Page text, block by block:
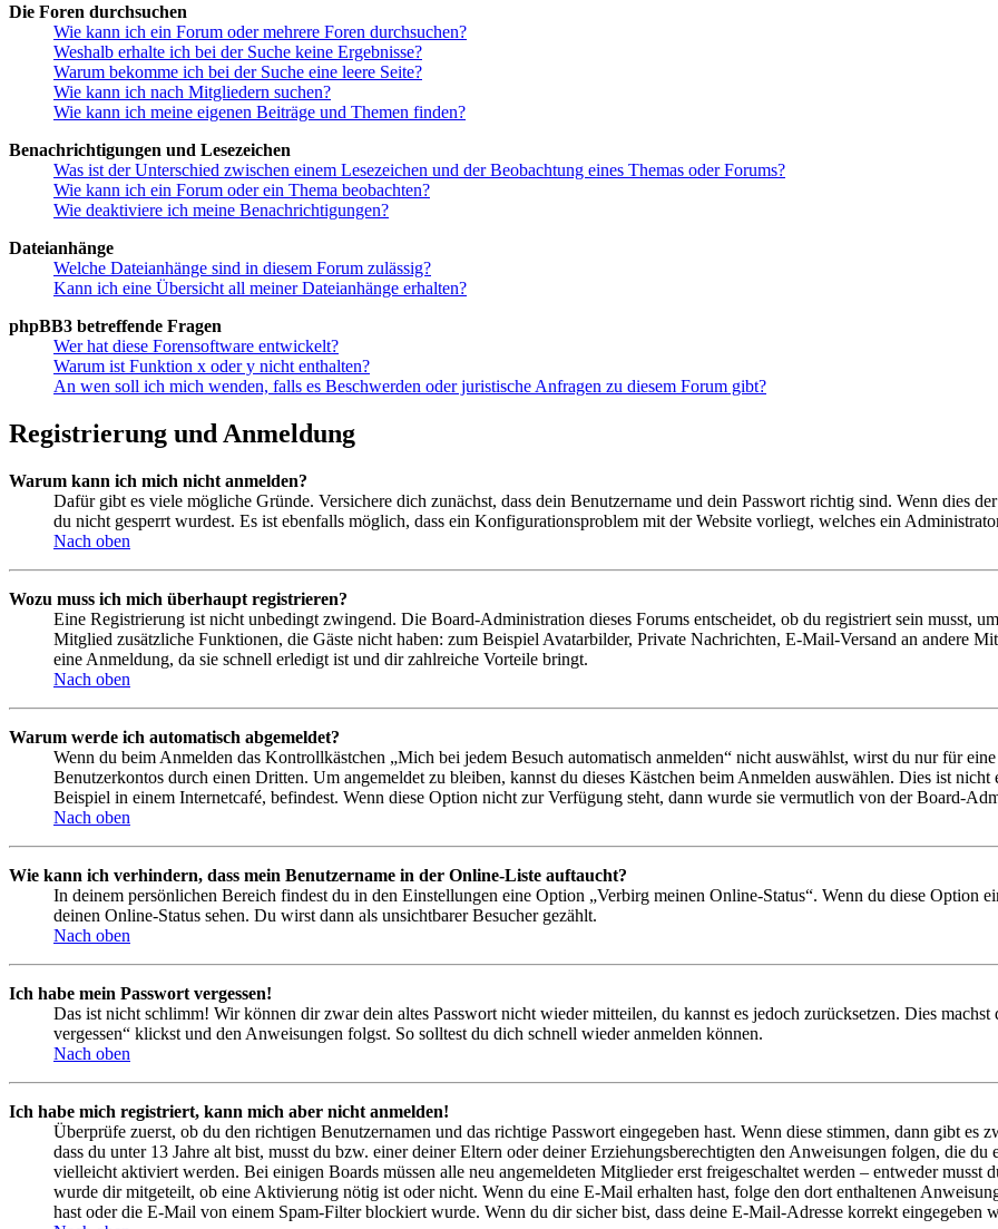
Die Foren durchsuchen
Wie kann ich ein Forum oder mehrere Foren durchsuchen?
Weshalb erhalte ich bei der Suche keine Ergebnisse?
Warum bekomme ich bei der Suche eine leere Seite?
Wie kann ich nach Mitgliedern suchen?
Wie kann ich meine eigenen Beiträge und Themen finden?
Benachrichtigungen und Lesezeichen
Was ist der Unterschied zwischen einem Lesezeichen und der Beobachtung eines Themas oder Forums?
Wie kann ich ein Forum oder ein Thema beobachten?
Wie deaktiviere ich meine Benachrichtigungen?
Dateianhänge
Welche Dateianhänge sind in diesem Forum zulässig?
Kann ich eine Übersicht all meiner Dateianhänge erhalten?
phpBB3 betreffende Fragen
Wer hat diese Forensoftware entwickelt?
Warum ist Funktion x oder y nicht enthalten?
An wen soll ich mich wenden, falls es Beschwerden oder juristische Anfragen zu diesem Forum gibt?
Registrierung und Anmeldung
Warum kann ich mich nicht anmelden?
Dafür gibt es viele mögliche Gründe. Versichere dich zunächst, dass dein Benutzername und dein Passwort richtig sind. Wenn dies
du nicht gesperrt wurdest. Es ist ebenfalls möglich, dass ein Konfigurationsproblem mit der Website vorliegt, welches ein
Nach oben
Wozu muss ich mich überhaupt registrieren?
Eine Registrierung ist nicht unbedingt zwingend. Die Board-Administration dieses Forums entscheidet, ob du registriert sein musst,
Mitglied zusätzliche Funktionen, die Gäste nicht haben: zum Beispiel Avatarbilder, Private Nachrichten, E-Mail-Versand an andere
eine Anmeldung, da sie schnell erledigt ist und dir zahlreiche Vorteile bringt.
Nach oben
Warum werde ich automatisch abgemeldet?
Wenn du beim Anmelden das Kontrollkästchen „Mich bei jedem Besuch automatisch anmelden“ nicht auswählst, wirst du nur für
Benutzerkontos durch einen Dritten. Um angemeldet zu bleiben, kannst du dieses Kästchen beim Anmelden auswählen. Dies ist
Beispiel in einem Internetcafé, befindest. Wenn diese Option nicht zur Verfügung steht, dann wurde sie vermutlich von der Board-
Nach oben
Wie kann ich verhindern, dass mein Benutzername in der Online-Liste auftaucht?
In deinem persönlichen Bereich findest du in den Einstellungen eine Option „Verbirg meinen Online-Status“. Wenn du diese Option
deinen Online-Status sehen. Du wirst dann als unsichtbarer Besucher gezählt.
Nach oben
Ich habe mein Passwort vergessen!
Das ist nicht schlimm! Wir können dir zwar dein altes Passwort nicht wieder mitteilen, du kannst es jedoch zurücksetzen. Dies
vergessen“ klickst und den Anweisungen folgst. So solltest du dich schnell wieder anmelden können.
Nach oben
Ich habe mich registriert, kann mich aber nicht anmelden!
Überprüfe zuerst, ob du den richtigen Benutzernamen und das richtige Passwort eingegeben hast. Wenn diese stimmen, dann gibt es
dass du unter 13 Jahre alt bist, musst du bzw. einer deiner Eltern oder deiner Erziehungsberechtigten den Anweisungen folgen, die
vielleicht aktiviert werden. Bei einigen Boards müssen alle neu angemeldeten Mitglieder erst freigeschaltet werden – entweder musst
wurde dir mitgeteilt, ob eine Aktivierung nötig ist oder nicht. Wenn du eine E-Mail erhalten hast, folge den dort enthaltenen
hast oder die E-Mail von einem Spam-Filter blockiert wurde. Wenn du dir sicher bist, dass deine E-Mail-Adresse korrekt eingegeben